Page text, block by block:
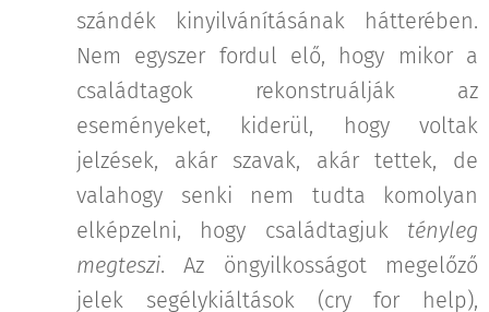
szándék kinyilvánításának hátterében.
Nem egyszer fordul elő, hogy mikor a
családtagok rekonstruálják az
eseményeket, kiderül, hogy voltak
jelzések, akár szavak, akár tettek, de
valahogy senki nem tudta komolyan
elképzelni, hogy családtagjuk tényleg
megteszi. Az öngyilkosságot megelőző
jelek segélykiáltások (cry for help),